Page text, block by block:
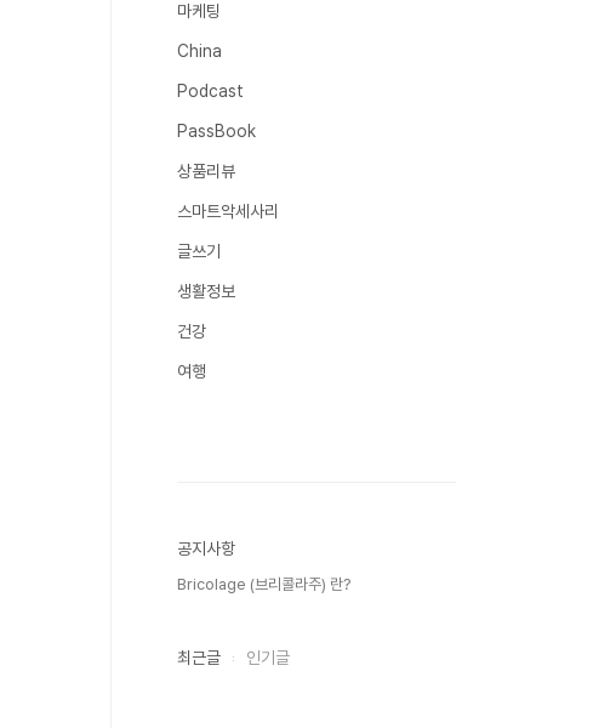
마케팅
China
Podcast
PassBook
상품리뷰
스마트악세사리
글쓰기
생활정보
건강
여행
공지사항
Bricolage (브리콜라주) 란?
최근글 인기글